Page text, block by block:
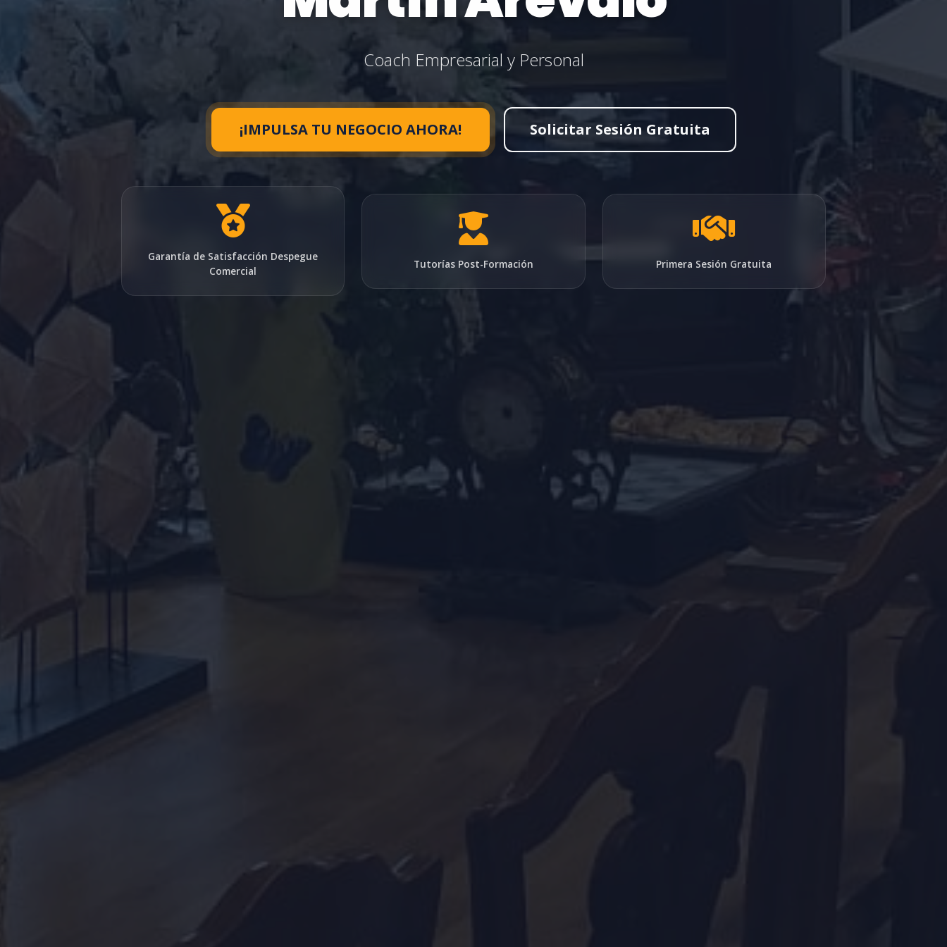
Coach Empresarial y Personal
¡IMPULSA TU NEGOCIO AHORA! Solicitar Sesión Gratuita
Garantía de Satisfacción Despegue
Comercial
Tutorías Post-Formación Primera Sesión Gratuita